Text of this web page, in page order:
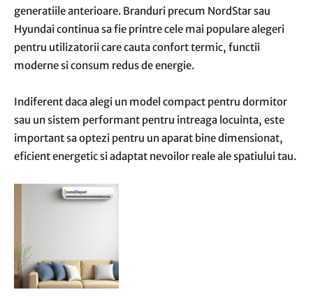
generatiile anterioare. Branduri precum NordStar sau
Hyundai continua sa fie printre cele mai populare alegeri
pentru utilizatorii care cauta confort termic, functii
moderne si consum redus de energie.
Indiferent daca alegi un model compact pentru dormitor
sau un sistem performant pentru intreaga locuinta, este
important sa optezi pentru un aparat bine dimensionat,
eficient energetic si adaptat nevoilor reale ale spatiului tau.